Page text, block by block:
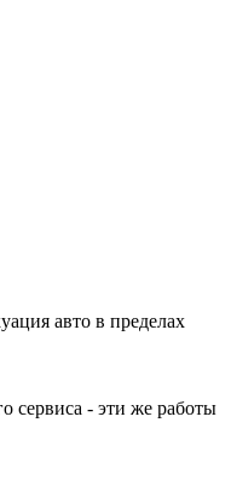
авто в пределах
сервиса - эти же работы